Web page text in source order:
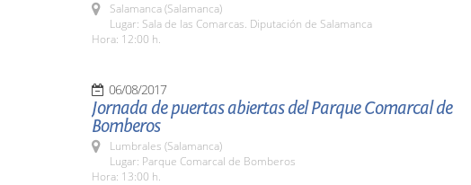
Salamanca (Salamanca)
Lugar: Sala de las Comarcas. Diputación de Salamanca
Hora: 12:00 h.
06/08/2017
Jornada de puertas abiertas del Parque Comarcal de
Bomberos
Lumbrales (Salamanca)
Lugar: Parque Comarcal de Bomberos
Hora: 13:00 h.